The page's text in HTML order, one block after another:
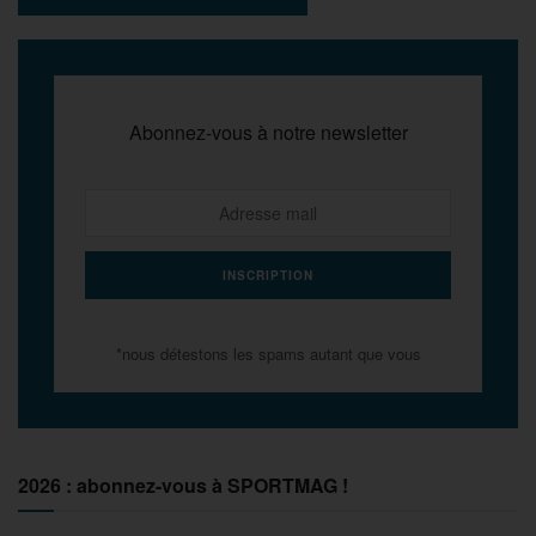
Abonnez-vous à notre newsletter
*nous détestons les spams autant que vous
2026 : abonnez-vous à SPORTMAG !